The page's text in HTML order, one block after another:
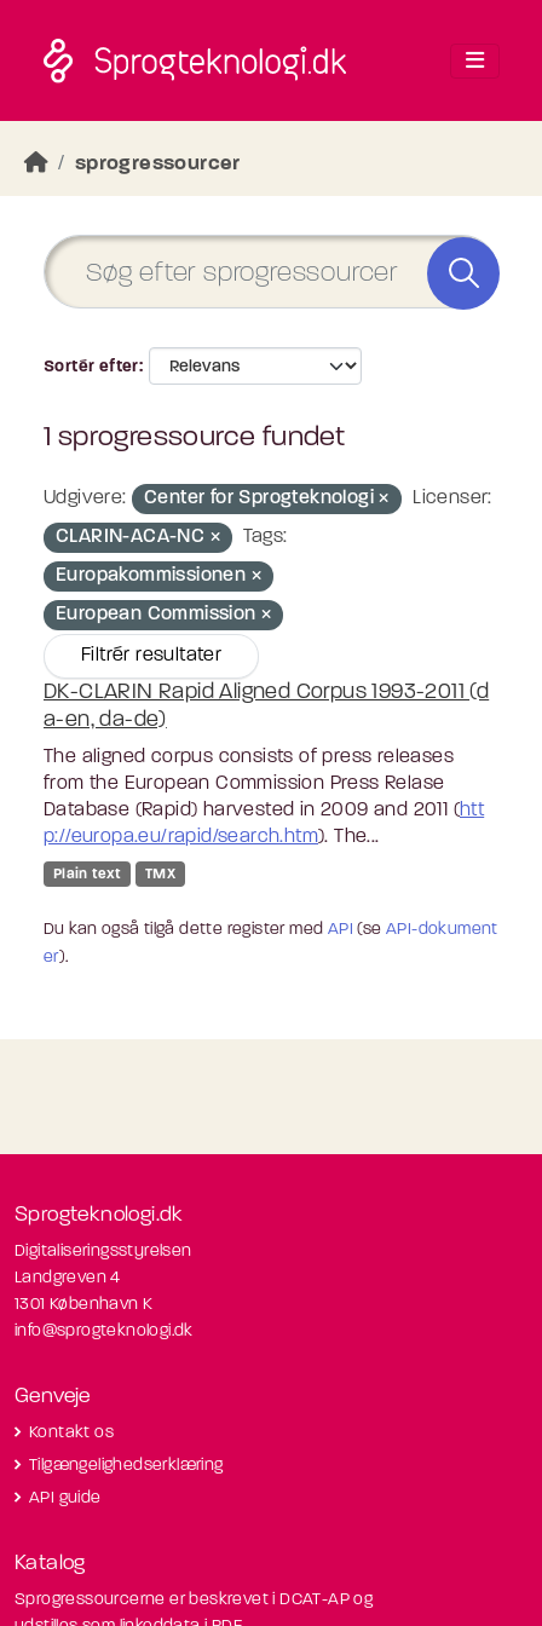
sprogressourcer
Sortér efter
1 sprogressource fundet
Udgivere: Center for Sprogteknologi
Licenser:
CLARIN-ACA-NC
Tags:
Europakommissionen
European Commission
Filtrér resultater
DK-CLARIN Rapid Aligned Corpus 1993-2011 (d
a-en, da-de)
The aligned corpus consists of press releases
from the European Commission Press Relase
Database (Rapid) harvested in 2009 and 2011 (htt
p://europa.eu/rapid/search.htm). The...
Plain text TMX
Du kan også tilgå dette register med API (seAPI-dokument
er).
Sprogteknologi.dk
Digitaliseringsstyrelsen
Landgreven 4
1301 København K
info@sprogteknologi.dk
Genveje
Kontakt os
Tilgængelighedserklæring
API guide
Katalog
Sprogressourcerne er beskrevet i DCAT-AP og